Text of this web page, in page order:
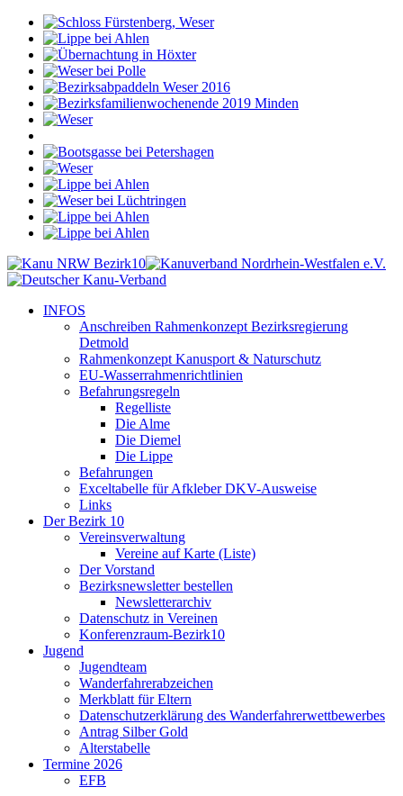
INFOS
Anschreiben Rahmenkonzept Bezirksregierung
Detmold
Rahmenkonzept Kanusport & Naturschutz
EU-Wasserrahmenrichtlinien
Befahrungsregeln
Regelliste
Die Alme
Die Diemel
Die Lippe
Befahrungen
Exceltabelle für Afkleber DKV-Ausweise
Links
Der Bezirk 10
Vereinsverwaltung
Vereine auf Karte (Liste)
Der Vorstand
Bezirksnewsletter bestellen
Newsletterarchiv
Datenschutz in Vereinen
Konferenzraum-Bezirk10
Jugend
Jugendteam
Wanderfahrerabzeichen
Merkblatt für Eltern
Datenschutzerklärung des Wanderfahrerwettbewerbes
Antrag Silber Gold
Alterstabelle
Termine 2026
EFB